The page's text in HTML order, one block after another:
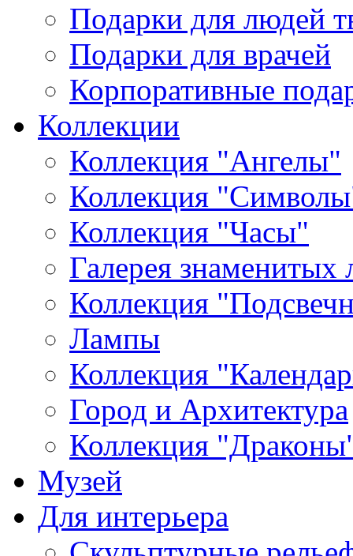
Подарки для людей
Подарки для врачей
Корпоративные
Коллекции
Коллекция "Ангелы"
Коллекция
Коллекция "Часы"
Галерея знаменитых
Коллекция
Лампы
Коллекция
Город и Архитектура
Коллекция
Музей
Для интерьера